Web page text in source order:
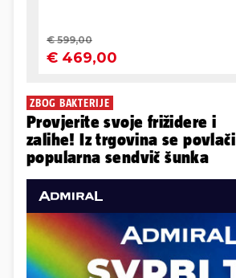
ZBOG BAKTERIJE
Provjerite svoje frižidere i
zalihe! Iz trgovina se povlači
popularna sendvič šunka